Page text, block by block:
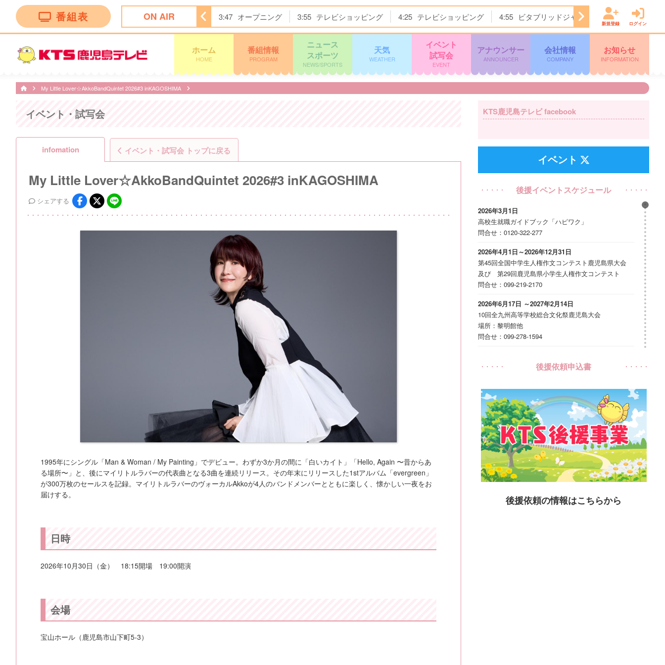
番組表 ON AIR 3:47 オープニング 3:55 テレビショッピング 4:25 テレビショッピング 4:55 ビタブリッドジャパンテレビショッピング
新規登録 ログイン
ホーム
HOME
番組情報
PROGRAM
ニュース
スポーツ
NEWS/SPORTS
天気
WEATHER
イベント
試写会
EVENT
アナウンサー
ANNOUNCER
会社情報
COMPANY
お知らせ
INFORMATION
My Little Lover☆AkkoBandQuintet 2026#3 inKAGOSHIMA
イベント・試写会
infomation イベント・試写会 トップに戻る
My Little Lover☆AkkoBandQuintet 2026#3 inKAGOSHIMA
シェアする
1995年にシングル「Man & Woman / My Painting」でデビュー。わずか3か月の間に「白いカイト」「Hello, Again 〜昔からあ
る場所〜」と、後にマイリトルラバーの代表曲となる3曲を連続リリース。その年末にリリースした1stアルバム「evergreen」
が300万枚のセールスを記録。マイリトルラバーのヴォーカルAkkoが4人のバンドメンバーとともに楽しく、懐かしい一夜をお
届けする。
日時
2026年10月30日（金） 18:15開場 19:00開演
会場
宝山ホール（鹿児島市山下町5-3）
KTS鹿児島テレビ facebook
イベント
後援イベントスケジュール
2026年3月1日
高校生就職ガイドブック「ハピワク」
問合せ：0120-322-277
2026年4月1日～2026年12月31日
第45回全国中学生人権作文コンテスト鹿児島県大会
及び 第29回鹿児島県小学生人権作文コンテスト
問合せ：099-219-2170
2026年6月17日 ～2027年2月14日
10回全九州高等学校総合文化祭鹿児島大会
場所：黎明館他
問合せ：099-278-1594
鹿児島キッズプログラミングコンテスト
問合せ：099－203－0408
2026年7月1日～2026年8月31日
文化庁100年フード認定記念つけあげアレンジレシピ
コンテスト
場所：いちき串木野市内
問合せ：0996-32-2049
2026年7月1日～2026年8月31日（応募期間）
まもろう動物の命 絵画コンクール2026
時間：※10月末～11月初旬に表彰式、11月末～12月初
後援依頼申込書
後援依頼の情報はこちらから